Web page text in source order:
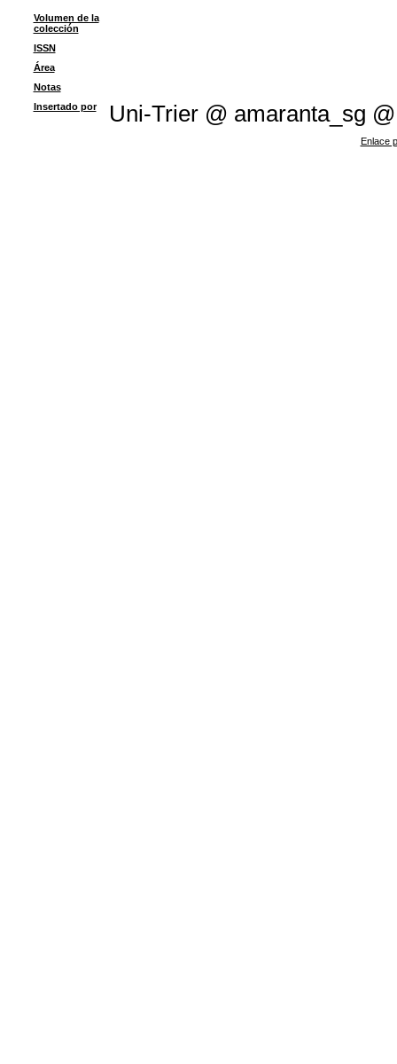
Volumen de la
colección
ISSN
Área
Notas
Insertado por
Uni-Trier @ amaranta_sg
Enlace